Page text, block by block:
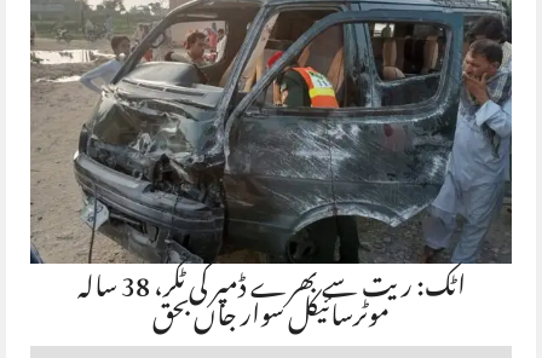
اٹک: ریت سے بھرے ڈمپر کی ٹکر، 38 سالہ موٹرسائیکل سوار جاں بحق